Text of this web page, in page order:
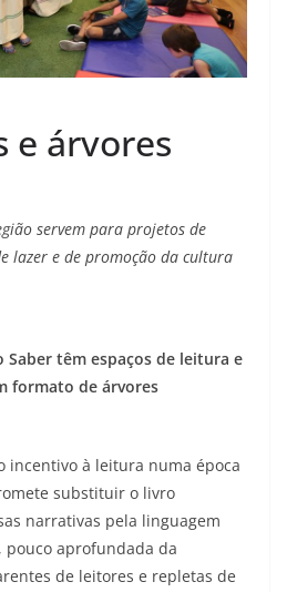
e árvores
servem para projetos de
lazer e de promoção da cultura
Saber têm espaços de leitura e
formato de árvores
incentivo à leitura numa época
substituir o livro
narrativas pela linguagem
pouco aprofundada da
de leitores e repletas de